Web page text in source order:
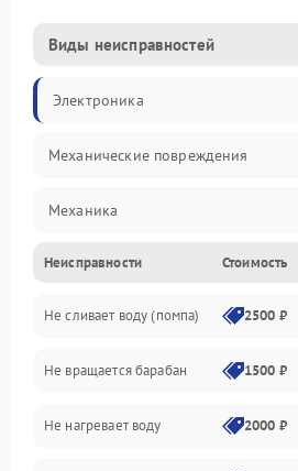
Виды неисправностей
Электроника
Механические повреждения
Механика
Электропитание
Водоснабжение
Слив
Программное обеспечение
Неисправности Стоимость
Не сливает воду (помпа) 2500 ₽
Не вращается барабан 1500 ₽
Не нагревает воду 2000 ₽